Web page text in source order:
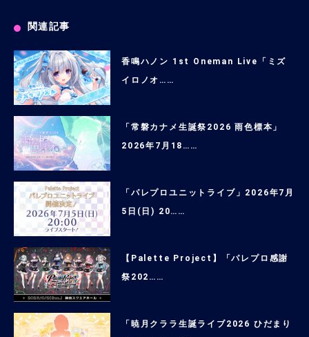
関連記事
香鳴ハノン 1st Oneman Live「ミズ
イロノオ……
「常磐カナメ生誕祭2026 雨色標本」
2026年7月18……
「パレプロユニットライブ」2026年7月
5日(日) 20……
【Palette Project】「パレプロ感謝
祭202……
「暁月クララ生誕ライブ2026 ひだまり